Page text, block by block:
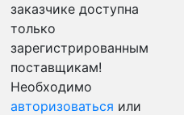
заказчике доступна
только
зарегистрированным
поставщикам!
Необходимо
авторизоваться или